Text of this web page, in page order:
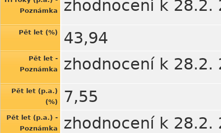
Poznámka
zhodnocení k 28.2.
Pět let (%) 43,94
Pět let -
Poznámka
zhodnocení k 28.2.
Pět let (p.a.)
(%)
7,55
Pět let (p.a.) -
Poznámka
zhodnocení k 28.2.